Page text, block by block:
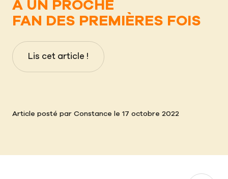
À UN PROCHE
FAN DES PREMIÈRES FOIS
Lis cet article !
Article posté par Constance le 17 octobre 2022